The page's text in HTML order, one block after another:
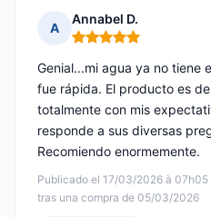
A
Annabel D.
Nota: 5 de 5
Publicado el 17/03/2026 à 07h05
tras una compra de 05/03/2026
Genial...mi agua ya no tiene
fue rápida. El producto es
totalmente con mis
responde a sus diversas
Recomiendo enormemente.